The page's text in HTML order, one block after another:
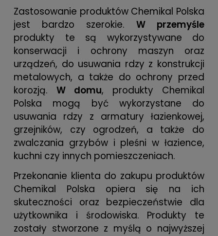
Zastosowanie produktów Chemikal Polska
jest bardzo szerokie. W przemyśle
produkty te są wykorzystywane do
konserwacji i ochrony maszyn oraz
urządzeń, do usuwania rdzy z konstrukcji
metalowych, a także do ochrony przed
korozją. W domu, produkty Chemikal
Polska mogą być wykorzystane do
usuwania rdzy z armatury łazienkowej,
grzejników, czy ogrodzeń, a także do
zwalczania grzybów i pleśni w łazience,
kuchni czy innych pomieszczeniach.
Przekonanie klienta do zakupu produktów
Chemikal Polska opiera się na ich
skuteczności oraz bezpieczeństwie dla
użytkownika i środowiska. Produkty te
zostały stworzone z myślą o najwyższej